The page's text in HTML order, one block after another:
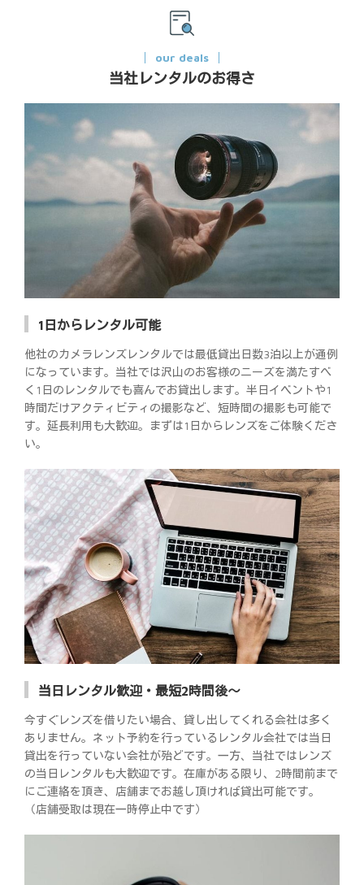
our deals
当社レンタルのお得さ
1日からレンタル可能
他社のカメラレンズレンタルでは最低貸出日数3泊以上が通例
になっています。当社では沢山のお客様のニーズを満たすべ
く1日のレンタルでも喜んでお貸出します。半日イベントや1
時間だけアクティビティの撮影など、短時間の撮影も可能で
す。延長利用も大歓迎。まずは1日からレンズをご体験くださ
い。
当日レンタル歓迎・最短2時間後～
今すぐレンズを借りたい場合、貸し出してくれる会社は多く
ありません。ネット予約を行っているレンタル会社では当日
貸出を行っていない会社が殆どです。一方、当社ではレンズ
の当日レンタルも大歓迎です。在庫がある限り、2時間前まで
にご連絡を頂き、店舗までお越し頂ければ貸出可能です。
（店舗受取は現在一時停止中です）